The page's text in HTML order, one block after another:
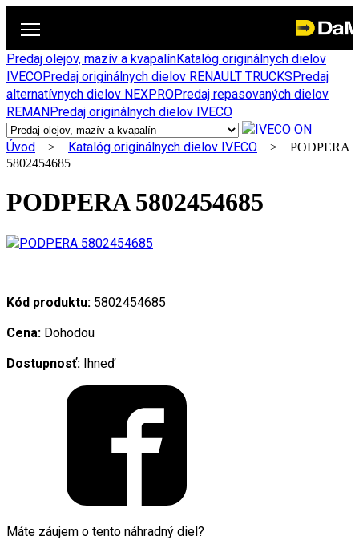
Predaj olejov, mazív a kvapalínKatalóg originálnych dielov
IVECOPredaj originálnych dielov RENAULT TRUCKSPredaj
alternatívnych dielov NEXPROPredaj repasovaných dielov
REMANPredaj originálnych dielov IVECO
Úvod > Katalóg originálnych dielov IVECO > PODPERA
5802454685
PODPERA 5802454685
Kód produktu: 5802454685
Cena: Dohodou
Dostupnosť: Ihneď
Máte záujem o tento náhradný diel?